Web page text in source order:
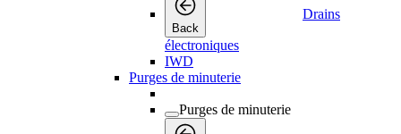
Back
Drains
électroniques
IWD
Purges de minuterie
Purges de minuterie